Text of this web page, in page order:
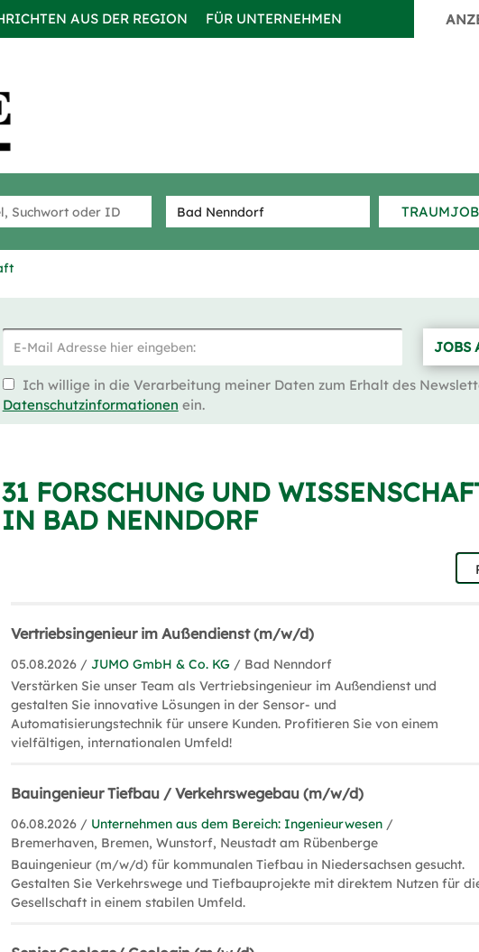
AUS DER REGION FÜR UNTERNEHMEN
JOBS
Ich willige in die Verarbeitung meiner Daten zum Erhalt des
Datenschutzinformationen ein.
31 FORSCHUNG UND
IN BAD NENNDORF
Vertriebsingenieur im Außendienst (m/w/d)
05.08.2026 /JUMO GmbH & Co. KG / Bad Nenndorf
Verstärken Sie unser Team als Vertriebsingenieur im Außendienst und
gestalten Sie innovative Lösungen in der Sensor- und
Automatisierungstechnik für unsere Kunden. Profitieren Sie von einem
vielfältigen, internationalen Umfeld!
Bauingenieur Tiefbau / Verkehrswegebau (m/w/d)
06.08.2026 / Unternehmen aus dem Bereich: Ingenieurwesen /
Bremerhaven, Bremen, Wunstorf, Neustadt am Rübenberge
Bauingenieur (m/w/d) für kommunalen Tiefbau in Niedersachsen gesucht.
Gestalten Sie Verkehrswege und Tiefbauprojekte mit direktem Nutzen für
Gesellschaft in einem stabilen Umfeld.